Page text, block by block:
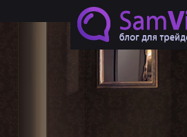
Перейти к основному содержанию